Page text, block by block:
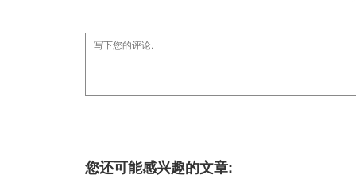
您还可能感兴趣的文章: